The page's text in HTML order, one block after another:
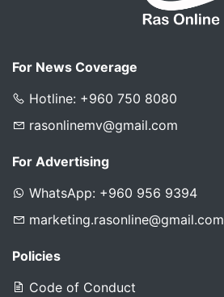
For News Coverage
Hotline: +960 750 8080
rasonlinemv@gmail.com
For Advertising
WhatsApp: +960 956 9394
marketing.rasonline@gmail.com
Policies
Code of Conduct